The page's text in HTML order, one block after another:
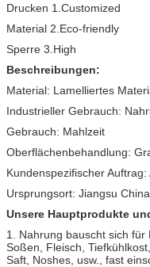
Drucken 1.Customized
Material 2.Eco-friendly
Sperre 3.High
Beschreibungen:
Material: Lamelliertes
Industrieller Gebrauch:
Gebrauch: Mahlzeit
Oberflächenbehandlung:
Kundenspezifischer
Ursprungsort: Jiangsu
Unsere Hauptprodukte
1. Nahrung bauscht sich für
Soßen, Fleisch,
Saft, Noshes, usw., fast